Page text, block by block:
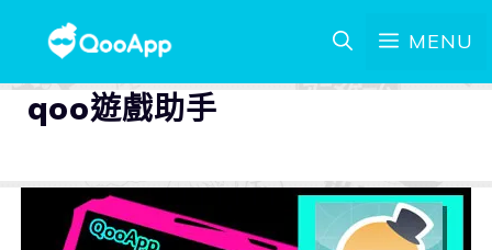
MENU
qoo遊戲助手